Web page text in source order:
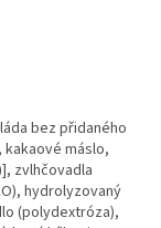
bez přidaného
máslo,
zvlhčovadla
hydrolyzovaný
(polydextróza),